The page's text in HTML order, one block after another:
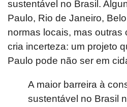
sustentável no Brasil.
Paulo, Rio de Janeiro,
normas locais, mas outras
cria incerteza: um projeto
Paulo pode não ser em
A maior barreira à
sustentável no Brasil